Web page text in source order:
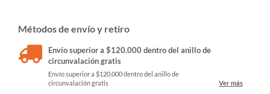
Métodos de envío y retiro
Envío superior a $120.000 dentro del anillo de
circunvalación gratis
Envío superior a $120.000 dentro del anillo de
circunvalación gratis
Ver más